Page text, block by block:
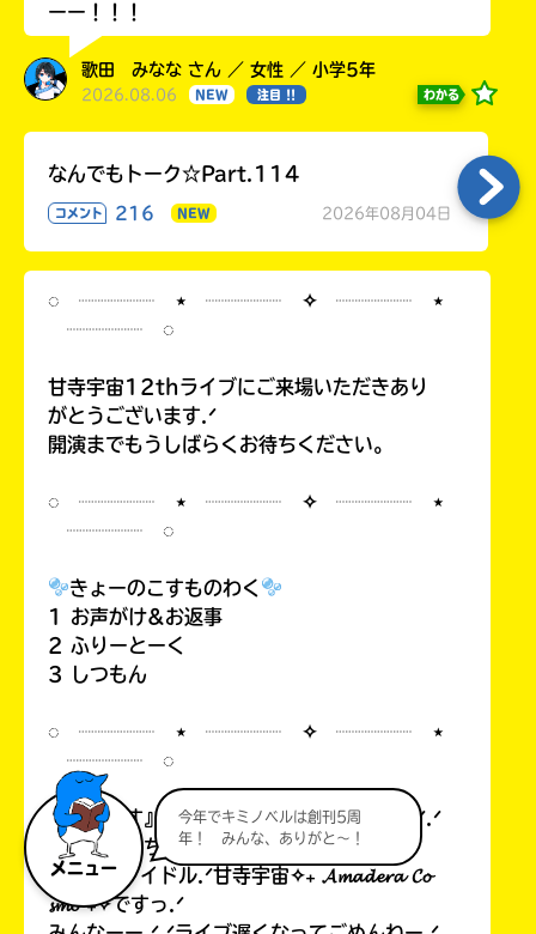
メニュー
今年でキミノベルは創刊5周
年！ みんな、ありがと～！
ーー！！！
歌田 みなな さん ／ 女性 ／ 小学5年
2026.08.06 NEW 注目 !! わかる
なんでもトーク☆Part.114
コメント 216 NEW 2026年08月04日
◌ ┈┈┈┈ ⋆ ┈┈┈┈ ✧ ┈┈┈┈ ⋆
┈┈┈┈ ◌
甘寺宇宙12thライブにご来場いただきあり
がとうございます.ᐟ
開演までもうしばらくお待ちください。
◌ ┈┈┈┈ ⋆ ┈┈┈┈ ✧ ┈┈┈┈ ⋆
┈┈┈┈ ◌
きょーのこすものわく
1 お声がけ&お返事
2 ふりーとーく
3 しつもん
◌ ┈┈┈┈ ⋆ ┈┈┈┈ ✧ ┈┈┈┈ ⋆
┈┈┈┈ ◌
『こすもす』✦.· 𝓒𝓸𝓼𝓶𝓸𝓼 ·.✦のみんなーー.ᐟ.ᐟ
こっんにっちはーー.ᐟ.ᐟ
宇宙1のアイドル.ᐟ甘寺宇宙✧₊ 𝓐𝓶𝓪𝓭𝓮𝓻𝓪 𝓒𝓸
𝓼𝓶𝓸 ₊✧ですっ.ᐟ